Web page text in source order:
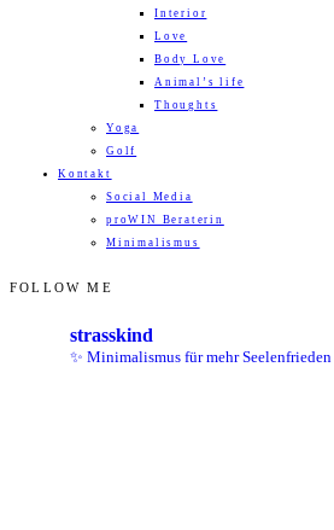
Interior
Love
Body Love
Animal’s life
Thoughts
Yoga
Golf
Kontakt
Social Media
proWIN Beraterin
Minimalismus
FOLLOW ME
strasskind
✨ Minimalismus für mehr Seelenfrieden